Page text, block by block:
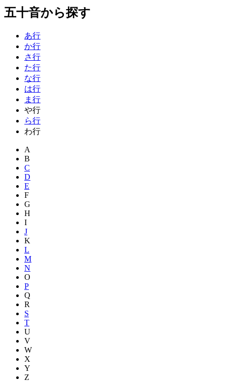
五十音から探す
あ行
か行
さ行
た行
な行
は行
ま行
や行
ら行
わ行
A
B
C
D
E
F
G
H
I
J
K
L
M
N
O
P
Q
R
S
T
U
V
W
X
Y
Z